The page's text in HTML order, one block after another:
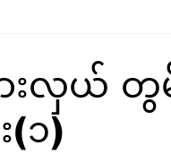
လှယ် တွမ်
(၁)